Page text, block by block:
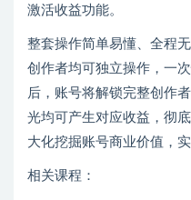
激活收益功能。
整套操作简单易懂、全程
创作者均可独立操作，一
后，账号将解锁完整创作
光均可产生对应收益，彻
大化挖掘账号商业价值，
相关课程：